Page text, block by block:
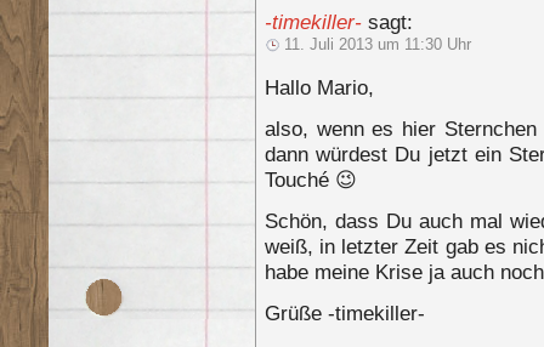
-timekiller- sagt:
11. Juli 2013 um 11:30 Uhr
Hallo Mario,
also, wenn es hier
dann würdest Du jetzt ein
Touché 😉
Schön, dass Du auch mal
weiß, in letzter Zeit gab es
habe meine Krise ja auch
Grüße -timekiller-